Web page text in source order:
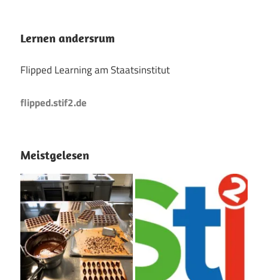
Lernen andersrum
Flipped Learning am Staatsinstitut
flipped.stif2.de
Meistgelesen